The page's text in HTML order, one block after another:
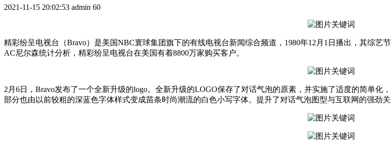
2021-11-15 20:02:53 admin 60
精彩纷呈电视台（Bravo）是美国NBC寰球集团旗下的有线电视台新闻综合频道，1980年12月1日播出，其综
AC尼尔森统计分析，精彩纷呈电视台在美国有着8800万家购买客户。
2月6日，Bravo发布了一个全新升级的logo。全新升级的LOGO保存了对话气泡的原素，并实施了适度的简单
部分也由以前较粗的深蓝色字体样式变成苗条时尚潮流的白色小写字体。提升了对话气泡图型与互联网的强劲关